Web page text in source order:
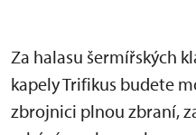
Za halasu šermířských
kapely Trifikus budete
zbrojnici plnou zbraní,